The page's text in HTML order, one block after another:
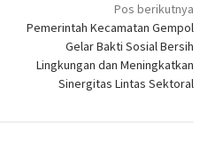
Pos berikutnya
Pemerintah Kecamatan Gempol
Gelar Bakti Sosial Bersih
Lingkungan dan Meningkatkan
Sinergitas Lintas Sektoral